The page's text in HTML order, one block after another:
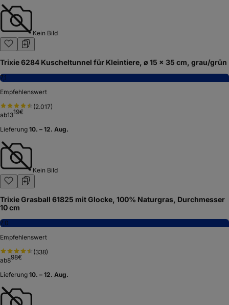
Kein Bild
Trixie 6284 Kuscheltunnel für Kleintiere, ø 15 × 35 cm, grau/grün
7,1
Empfehlenswert
(2.017)
ab1319€
Lieferung 10. – 12. Aug.
Kein Bild
Trixie Grasball 61825 mit Glocke, 100% Naturgras, Durchmesser
10 cm
7,0
Empfehlenswert
(338)
ab898€
Lieferung 10. – 12. Aug.